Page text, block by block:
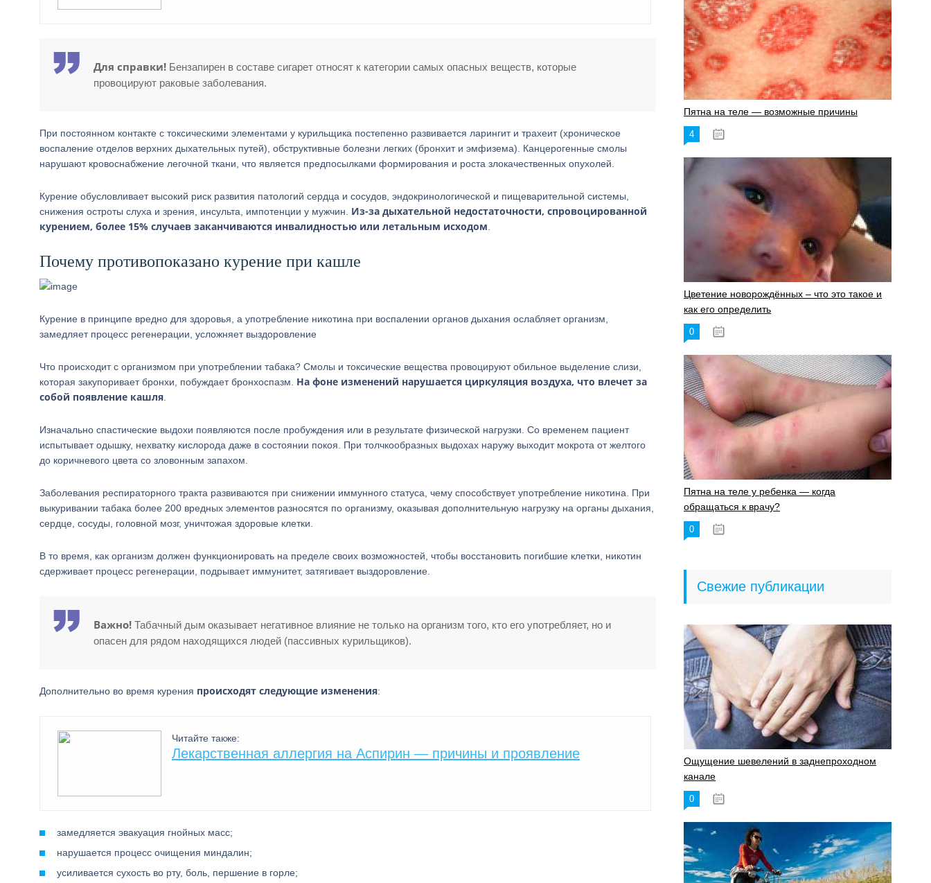
Для справки! Бензапирен в составе сигарет относят к категории самых опасных веществ, которые
провоцируют раковые заболевания.
При постоянном контакте с токсическими элементами у курильщика постепенно развивается ларингит и трахеит (хроническое
воспаление отделов верхних дыхательных путей), обструктивные болезни легких (бронхит и эмфизема). Канцерогенные смолы
нарушают кровоснабжение легочной ткани, что является предпосылками формирования и роста злокачественных опухолей.
Курение обусловливает высокий риск развития патологий сердца и сосудов, эндокринологической и пищеварительной системы,
снижения остроты слуха и зрения, инсульта, импотенции у мужчин. Из-за дыхательной недостаточности, спровоцированной
курением, более 15% случаев заканчиваются инвалидностью или летальным исходом
Почему противопоказано курение при кашле
Курение в принципе вредно для здоровья, а употребление никотина при воспалении органов дыхания ослабляет организм,
замедляет процесс регенерации, усложняет выздоровление
Что происходит с организмом при употреблении табака? Смолы и токсические вещества провоцируют обильное выделение слизи,
которая закупоривает бронхи, побуждает бронхоспазм. На фоне изменений нарушается циркуляция воздуха, что влечет за
собой появление кашля
Изначально спастические выдохи появляются после пробуждения или в результате физической нагрузки. Со временем пациент
испытывает одышку, нехватку кислорода даже в состоянии покоя. При толчкообразных выдохах наружу выходит мокрота от желтого
до коричневого цвета со зловонным запахом.
Заболевания респираторного тракта развиваются при снижении иммунного статуса, чему способствует употребление никотина. При
выкуривании табака более 200 вредных элементов разносятся по организму, оказывая дополнительную нагрузку на органы дыхания,
сердце, сосуды, головной мозг, уничтожая здоровые клетки.
В то время, как организм должен функционировать на пределе своих возможностей, чтобы восстановить погибшие клетки, никотин
сдерживает процесс регенерации, подрывает иммунитет, затягивает выздоровление.
Важно! Табачный дым оказывает негативное влияние не только на организм того, кто его употребляет, но и
опасен для рядом находящихся людей (пассивных курильщиков).
Дополнительно во время курения происходят следующие изменения:
Читайте также:
Лекарственная аллергия на Аспирин — причины и проявление
замедляется эвакуация гнойных масс;
нарушается процесс очищения миндалин;
усиливается сухость во рту, боль, першение в горле;
Пятна на теле — возможные причины
4
Цветение новорождённых – что это такое и
как его определить
0
Пятна на теле у ребенка — когда
обращаться к врачу?
0
Свежие публикации
Ощущение шевелений в заднепроходном
канале
0